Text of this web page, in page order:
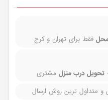
فقط برای تهران و کرج
تحویل درب منزل مشتری
و متداول ترین روش ارسال